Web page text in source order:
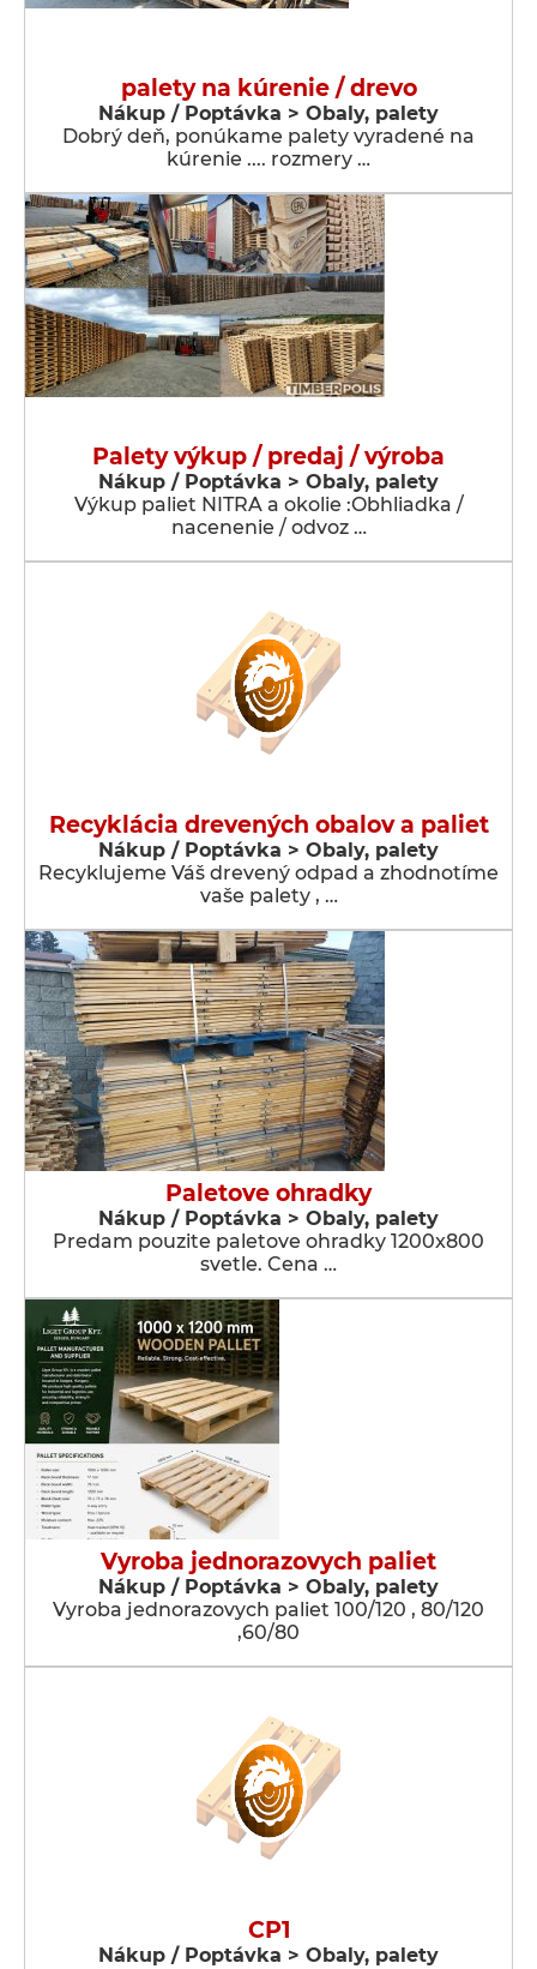
palety na kúrenie / drevo
Nákup / Poptávka > Obaly, palety
Dobrý deň, ponúkame palety vyradené na
kúrenie .... rozmery …
Palety výkup / predaj / výroba
Nákup / Poptávka > Obaly, palety
Výkup paliet NITRA a okolie :Obhliadka /
nacenenie / odvoz …
Recyklácia drevených obalov a paliet
Nákup / Poptávka > Obaly, palety
Recyklujeme Váš drevený odpad a zhodnotíme
vaše palety , …
Paletove ohradky
Nákup / Poptávka > Obaly, palety
Predam pouzite paletove ohradky 1200x800
svetle. Cena …
Vyroba jednorazovych paliet
Nákup / Poptávka > Obaly, palety
Vyroba jednorazovych paliet 100/120 , 80/120
,60/80
CP1
Nákup / Poptávka > Obaly, palety